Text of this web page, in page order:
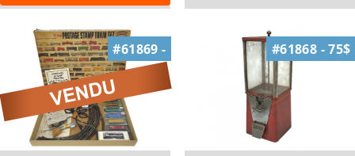
#61869 - #61868 - 75$